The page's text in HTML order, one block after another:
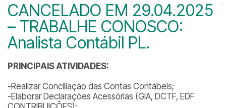
CANCELADO EM 29.04.2025
– TRABALHE CONOSCO:
Analista Contábil PL.
PRINCI PAIS ATIVIDADES:
-Realizar Conciliação das Contas Contábeis;
-Elaborar Declarações Acessórias (GIA, DCTF, EDF